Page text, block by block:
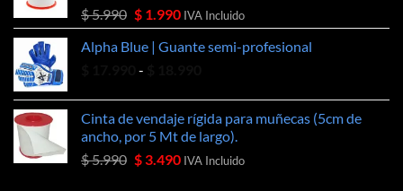
$5.990 El
precio
original
era:
$1.990El
precio
actual
IVA Incluido
Alpha Blue | Guante semi-profesional
-
precios:
desde
$ 17.990
hasta
Cinta de vendaje rígida para muñecas (5cm de
ancho, por 5 Mt de largo).
$5.990 El
$3.490ElIVA Incluido